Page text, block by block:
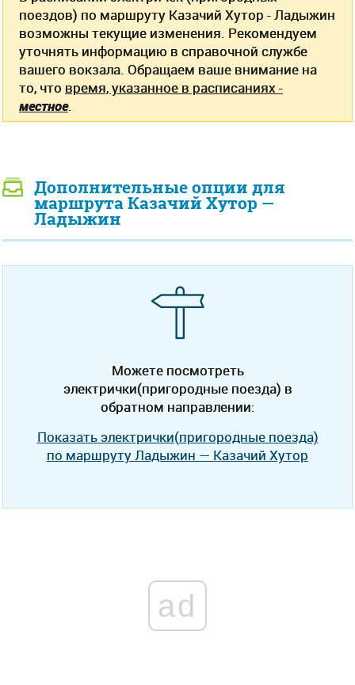
поездов) по маршруту Казачий Хутор - Ладыжин
возможны текущие изменения. Рекомендуем
уточнять информацию в справочной службе
вашего вокзала. Обращаем ваше внимание на
то, что время, указанное в расписаниях -
местное.
Дополнительные опции для
маршрута Казачий Хутор —
Ладыжин
Можете посмотреть
электрички(пригородные поезда) в
обратном направлении:
Показать электрички(пригородные поезда)
по маршруту Ладыжин — Казачий Хутор
ad